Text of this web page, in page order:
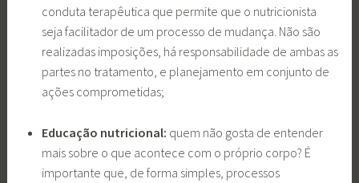
conduta terapêutica que permite que o nutricionista
seja facilitador de um processo de mudança. Não são
realizadas imposições, há responsabilidade de ambas as
partes no tratamento, e planejamento em conjunto de
ações comprometidas;
Educação nutricional: quem não gosta de entender
mais sobre o que acontece com o próprio corpo? É
importante que, de forma simples, processos